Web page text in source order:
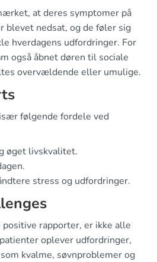
at deres symptomer på
blevet nedsat, og de føler sig
hverdagens udfordringer. For
også åbnet døren til sociale
overvældende eller umulige.
følgende fordele ved
øget livskvalitet.
stress og udfordringer.
positive rapporter, er ikke alle
oplever udfordringer,
kvalme, søvnproblemer og